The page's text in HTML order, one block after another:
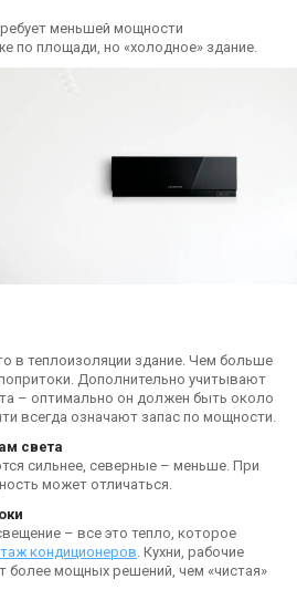
меньшей мощности
по площади, но «холодное» здание.
в теплоизоляции здание. Чем больше
Дополнительно учитывают
– оптимально он должен быть около
всегда означают запас по мощности.
света
сильнее, северные – меньше. При
может отличаться.
– все это тепло, которое
кондиционеров. Кухни, рабочие
более мощных решений, чем «чистая»